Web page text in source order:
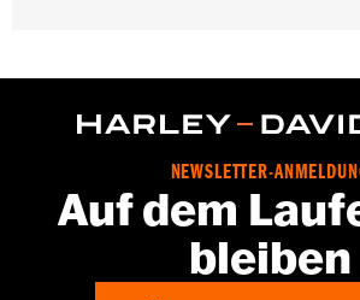
Installationsanleitung
Maßeinheit Materialdurchmesser:Zoll
In Einheiten erhältlich:
Linker und rechter Handgriff
NEWSLETTER-
Auf dem
bleiben